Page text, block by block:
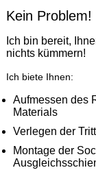
Kein Problem!
Ich bin bereit,
nichts kümmern!
Ich biete Ihnen:
Aufmessen des
Materials
Verlegen der
Montage der